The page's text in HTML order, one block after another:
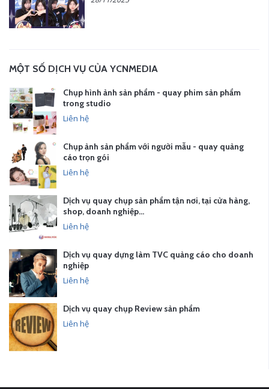
MỘT SỐ DỊCH VỤ CỦA YCNMEDIA
Chụp hình ảnh sản phẩm - quay phim sản phẩm
trong studio
Liên hệ
Chụp ảnh sản phẩm với người mẫu - quay quảng
cáo trọn gói
Liên hệ
Dịch vụ quay chụp sản phẩm tận nơi, tại cửa hàng,
shop, doanh nghiệp…
Liên hệ
Dịch vụ quay dựng làm TVC quảng cáo cho doanh
nghiệp
Liên hệ
Dịch vụ quay chụp Review sản phẩm
Liên hệ